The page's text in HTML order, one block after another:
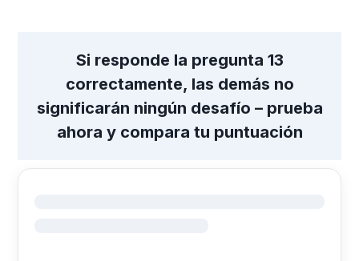
Si responde la pregunta 13
correctamente, las demás no
significarán ningún desafío – prueba
ahora y compara tu puntuación